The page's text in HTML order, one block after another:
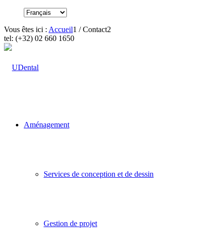
Vous êtes ici : Accueil1 / Contact2
tel: (+32) 02 660 1650
Aménagement
Services de conception et de dessin
Gestion de projet